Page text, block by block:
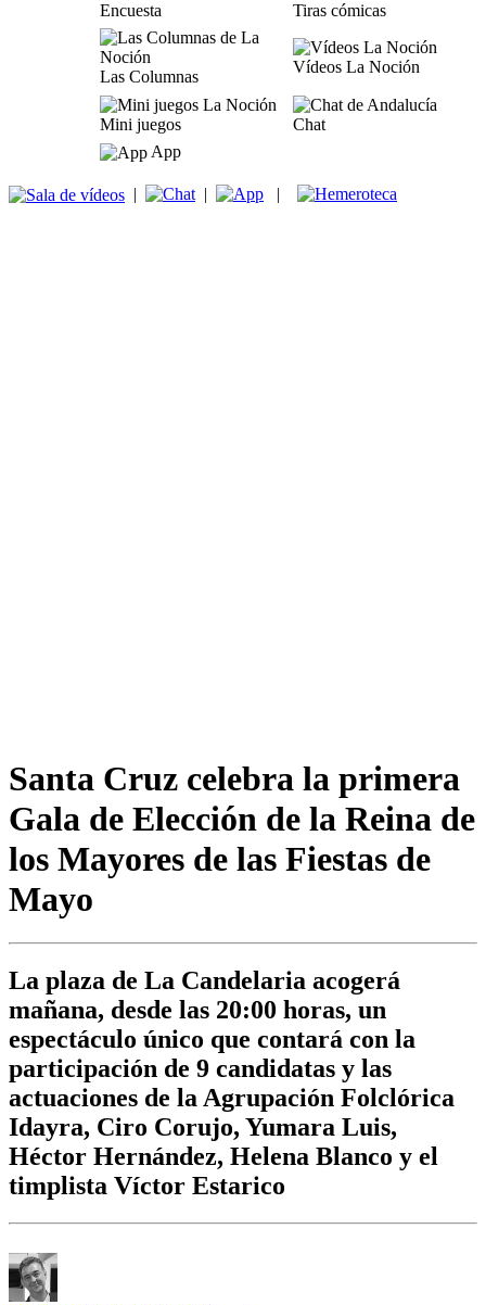
Encuesta Tiras cómicas
Las Columnas
Vídeos La Noción
Mini juegos
Chat
App
| | |
Santa Cruz celebra la primera
Gala de Elección de la Reina de
los Mayores de las Fiestas de
Mayo
La plaza de La Candelaria acogerá
mañana, desde las 20:00 horas, un
espectáculo único que contará con la
participación de 9 candidatas y las
actuaciones de la Agrupación Folclórica
Idayra, Ciro Corujo, Yumara Luis,
Héctor Hernández, Helena Blanco y el
timplista Víctor Estarico